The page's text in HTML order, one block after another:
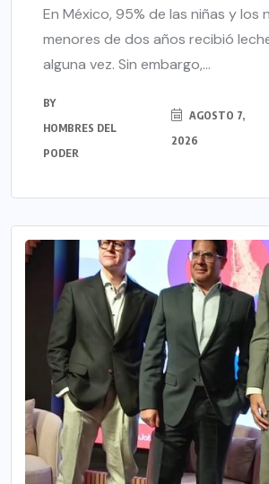
En México, 95% de las niñas y los
menores de dos años recibió
alguna vez. Sin embargo,...
BY
HOMBRES DEL
PODER
AGOSTO 7,
2026